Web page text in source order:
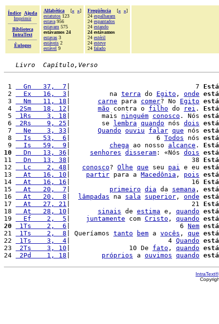
Índice
Ajuda
Imprimir
Biblioteca
IntraText
Èulogos
Alfabética [« »]
estatutos 123
estava 956
estavam 575
estávamos 24
estavas 3
estáveis 2
estável 9
Freqüência [« »]
24 espalharam
24 espantados
24 estando
24 estávamos
24 estéril
24 esteve
24 falado
Livro  Capítulo,Verso
1
  Gn   37,  7
|                                7
2
  Ex   16,  3
|          na terra do Egito , onde
3
  Nm   11, 18
carne para comer? No Egito
4
2Sm   18, 12 mão contra o filho do rei .
5
1Rs    3, 18 |        mais ninguém conosco . Nós
6
2Rs    9, 25 |        se lembra quando nós dois
7
  Ne    3, 33
Quando ouviu falar que nós
8
  Is   53,  6
|                      6 Todos nós
9
  Is   59,  9
chega ao nosso alcance .
10
  Dn   13, 36
senhores disseram : «Nós dois
11
  Dn   13, 38
|                               38
12
  Lc    2, 48
conosco? Olhe que seu pai e eu
13
  At   16, 10
partir para a Macedônia , pois
14
  At   16, 16
|                               16
15
  At   20,  7
primeiro dia da semana ,
16
  At   20,  8
lâmpadas na sala superior , onde
17
  At   27, 21
|                               21
18
  At   28, 10
sinais de estima e, quando
19
  Ef    2,  5
juntamente com Cristo , quando
20
1Ts    2,  6 |                            6 Nem
21
1Ts    2,  8 | Queríamos tanto bem a vocês , que
22
1Ts    3,  4 |                         4 Quando
23
2Ts    3, 10 |               10 De fato , quando
24
2Pd    1, 18 próprios a ouvimos quando
IntraText®